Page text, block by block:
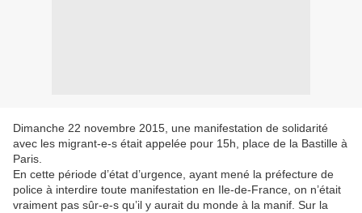
Dimanche 22 novembre 2015, une manifestation de solidarité
avec les migrant-e-s était appelée pour 15h, place de la Bastille à
Paris.
En cette période d’état d’urgence, ayant mené la préfecture de
police à interdire toute manifestation en Ile-de-France, on n’était
vraiment pas sûr-e-s qu’il y aurait du monde à la manif. Sur la